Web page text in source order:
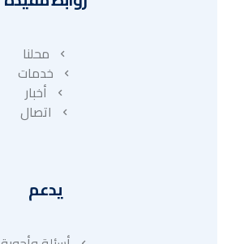
محلنا
خدمات
أخبار
اتصال
يدعم